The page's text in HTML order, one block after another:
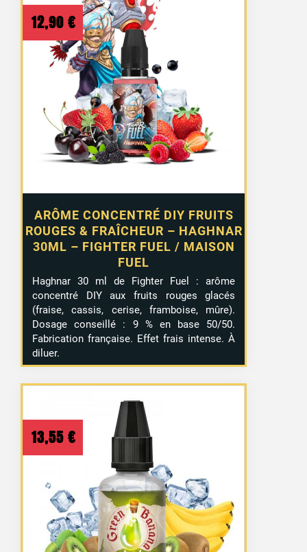
ARÔME CONCENTRÉ DIY FRUITS
ROUGES & FRAÎCHEUR – HAGHNAR
30ML – FIGHTER FUEL / MAISON
FUEL
12,90 €
Haghnar 30 ml de Fighter Fuel : arôme
concentré DIY aux fruits rouges glacés
(fraise, cassis, cerise, framboise, mûre).
Dosage conseillé : 9 % en base 50/50.
Fabrication française. Effet frais intense. À
diluer.
13,55 €